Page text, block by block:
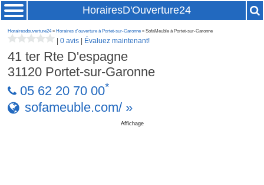
HorairesD'Ouverture24
Horairesdouverture24» Horaires d'ouverture à Portet-sur-Garonne » SofaMeuble à Portet-sur-Garonne
|0 avis Évaluez maintenant!
41 ter Rte D'espagne
31120 Portet-sur-Garonne
05 62 20 70 00*
sofameuble.com/ »
Affichage